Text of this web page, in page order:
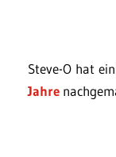
Steve-O hat
Jahre